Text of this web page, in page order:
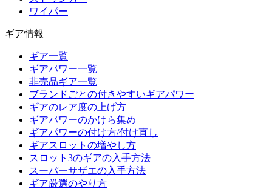
ワイパー
ギア情報
ギア一覧
ギアパワー一覧
非売品ギア一覧
ブランドごとの付きやすいギアパワー
ギアのレア度の上げ方
ギアパワーのかけら集め
ギアパワーの付け方/付け直し
ギアスロットの増やし方
スロット3のギアの入手方法
スーパーサザエの入手方法
ギア厳選のやり方